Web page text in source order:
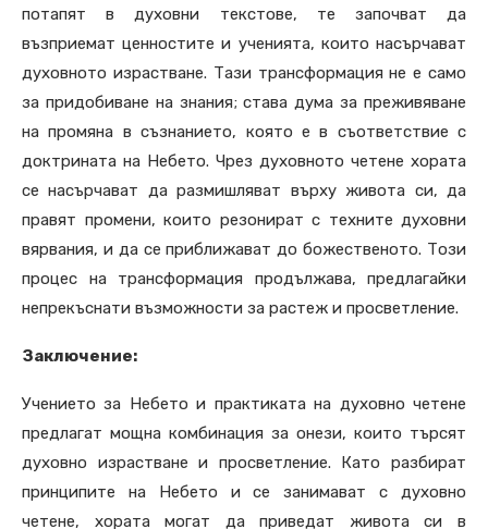
потапят в духовни текстове, те започват да
възприемат ценностите и ученията, които насърчават
духовното израстване. Тази трансформация не е само
за придобиване на знания; става дума за преживяване
на промяна в съзнанието, която е в съответствие с
доктрината на Небето. Чрез духовното четене хората
се насърчават да размишляват върху живота си, да
правят промени, които резонират с техните духовни
вярвания, и да се приближават до божественото. Този
процес на трансформация продължава, предлагайки
непрекъснати възможности за растеж и просветление.
Заключение:
Учението за Небето и практиката на духовно четене
предлагат мощна комбинация за онези, които търсят
духовно израстване и просветление. Като разбират
принципите на Небето и се занимават с духовно
четене, хората могат да приведат живота си в